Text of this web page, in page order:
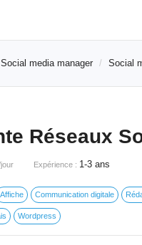
Social media manager Social
Réseaux
Expérience : 1-3 ans
Affiche Communication digitale
Wordpress